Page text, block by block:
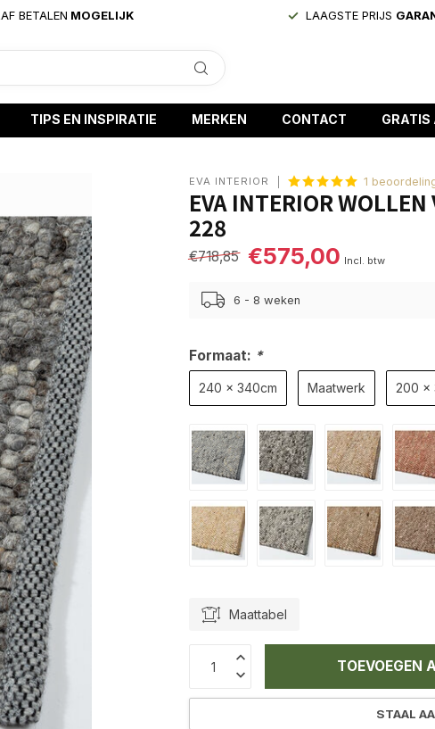
BETALEN MOGELIJK LAAGSTE PRIJS
TIPS EN INSPIRATIE MERKEN CONTACT GRATIS
EVA INTERIOR 1
EVA INTERIOR
228
€718,85 €575,00 Incl. btw
6 - 8 weken
Formaat: *
240 x 340cm Maatwerk 200 x
Maattabel
TOEVOEGEN
STAAL